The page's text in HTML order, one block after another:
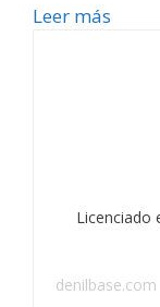
Leer más
Licenciado
denilbase.com